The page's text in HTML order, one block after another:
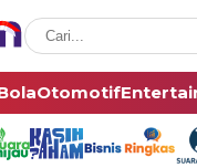
Otomotif